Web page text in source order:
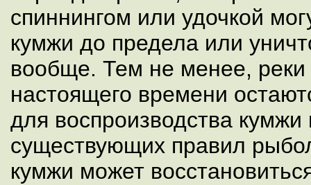
спиннингом или удочкой
кумжи до предела или
вообще. Тем не менее,
настоящего времени
для воспроизводства
существующих правил
кумжи может